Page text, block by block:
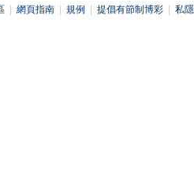
網頁指南 規例 提倡有節制博彩 私